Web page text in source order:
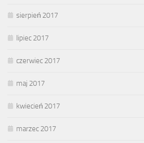
sierpień 2017
lipiec 2017
czerwiec 2017
maj 2017
kwiecień 2017
marzec 2017